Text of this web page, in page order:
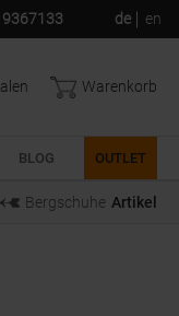
de en
Warenkorb
BLOG OUTLET
Bergschuhe Artikel